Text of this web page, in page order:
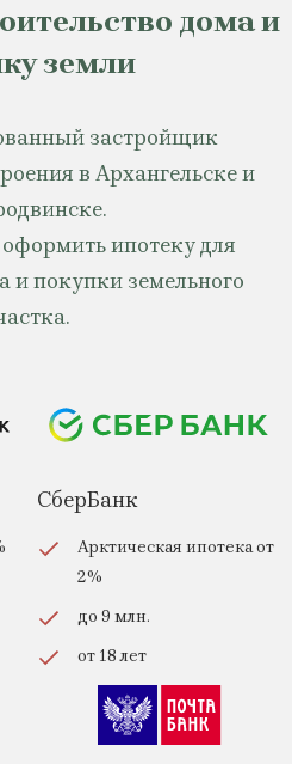
дома и
земли
застройщик
в Архангельске и
ипотеку для
и покупки земельного
СберБанк
Арктическая ипотека от
2%
до 9 млн.
от 18 лет